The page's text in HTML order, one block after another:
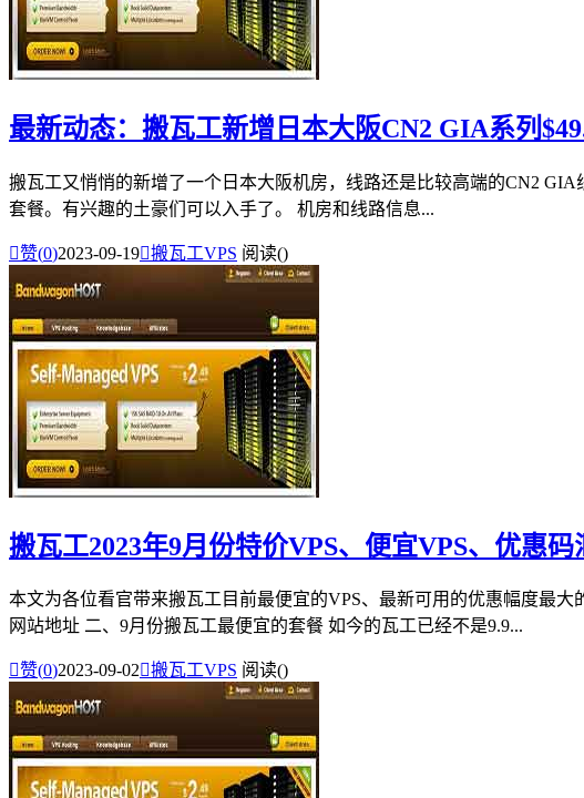
最新动态：搬瓦工新增日本大阪CN2 GIA系列
搬瓦工又悄悄的新增了一个日本大阪机房，线路还是比较高端的CN2
套餐。有兴趣的土豪们可以入手了。 机房和线路信息...
赞(0)2023-09-19搬瓦工VPS 阅读()
搬瓦工2023年9月份特价VPS、便宜VPS、优惠码
本文为各位看官带来搬瓦工目前最便宜的VPS、最新可用的优惠幅度最
网站地址 二、9月份搬瓦工最便宜的套餐 如今的瓦工已经不是9.9...
赞(0)2023-09-02搬瓦工VPS 阅读()